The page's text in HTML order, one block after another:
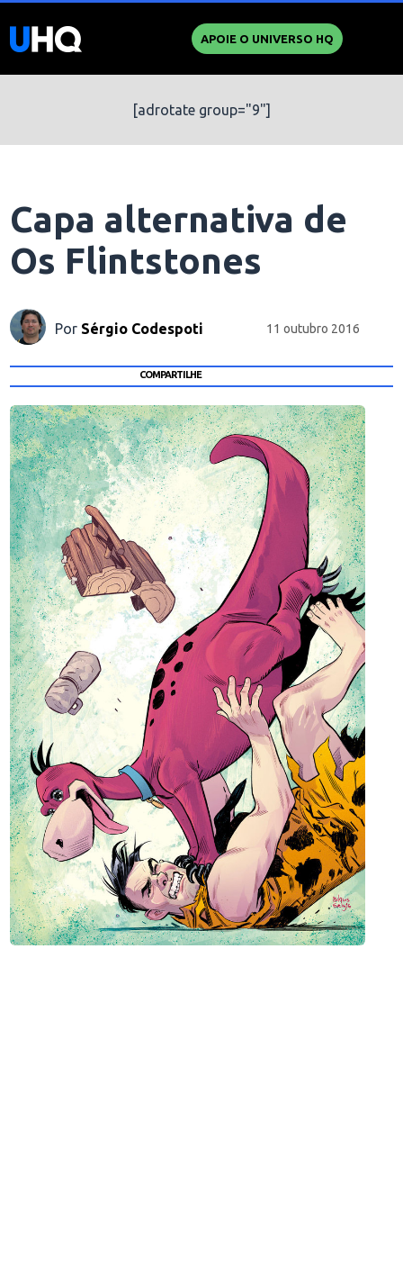
APOIE O UNIVERSO HQ
[adrotate group="9"]
Capa alternativa de
Os Flintstones
Por Sérgio Codespoti 11 outubro 2016
COMPARTILHE